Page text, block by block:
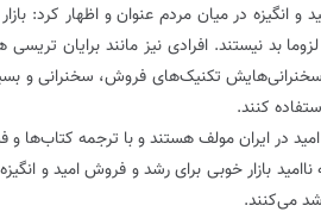
و انگیزه در میان مردم عنوان و اظهار کرد:
بد نیستند. افرادی نیز مانند ‌برایان
تکنیک‌های فروش، سخنرانی و
کنند.
در ایران مولف هستند و با ترجمه کتاب‌ها
بازار خوبی برای رشد و فروش امید و
می‌کنند.